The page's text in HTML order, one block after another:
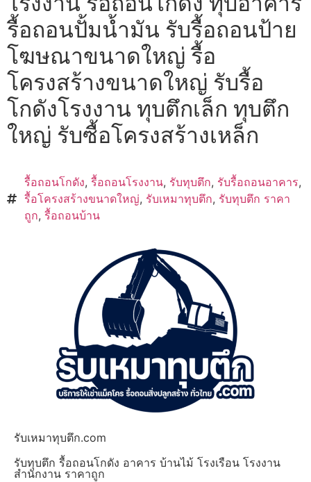
รื้อถอนปั้มน้ำมัน รับรื้อถอนป้าย
โฆษณาขนาดใหญ่ รื้อ
โครงสร้างขนาดใหญ่ รับรื้อ
โกดังโรงงาน ทุบตึกเล็ก ทุบตึก
ใหญ่ รับซื้อโครงสร้างเหล็ก
รื้อถอนโกดัง, รื้อถอนโรงงาน, รับทุบตึก, รับรื้อถอนอาคาร,
รื้อโครงสร้างขนาดใหญ่, รับเหมาทุบตึก, รับทุบตึก ราคา
ถูก, รื้อถอนบ้าน
รับเหมาทุบตึก.com
รับทุบตึก รื้อถอนโกดัง อาคาร บ้านไม้ โรงเรือน โรงงาน
สำนักงาน ราคาถูก